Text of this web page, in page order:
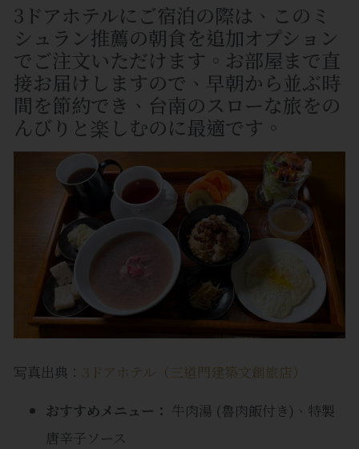
3ドアホテルにご宿泊の際は、このミ
シュラン推薦の朝食を追加オプション
でご注文いただけます。お部屋まで直
接お届けしますので、早朝から並ぶ時
間を節約でき、台南のスローな旅をの
んびりと楽しむのに最適です。
写真出典： 3ドアホテル（三道門建築文創旅店）
おすすめメニュー： 牛肉湯 (魯肉飯付き)、特製
唐辛子ソース